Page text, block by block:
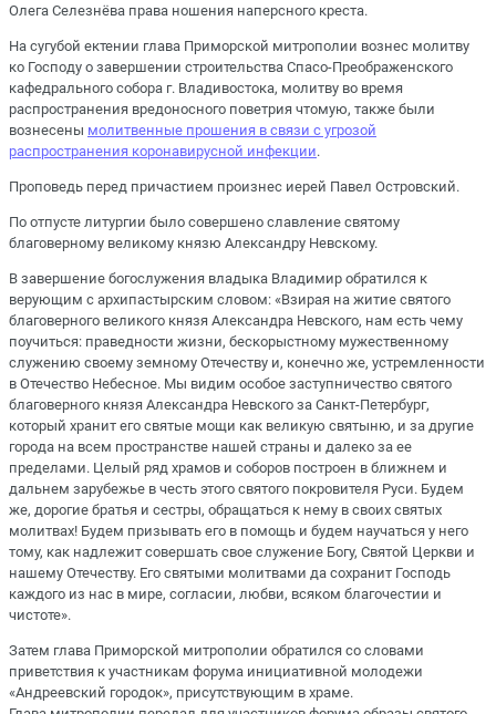
Олега Селезнёва права ношения наперсного креста.
На сугубой ектении глава Приморской митрополии вознес молитву
ко Господу о завершении строительства Спасо-Преображенского
кафедрального собора г. Владивостока, молитву во время
распространения вредоносного поветрия чтомую, также были
вознесены молитвенные прошения в связи с угрозой
распространения коронавирусной инфекции.
Проповедь перед причастием произнес иерей Павел Островский.
По отпусте литургии было совершено славление святому
благоверному великому князю Александру Невскому.
В завершение богослужения владыка Владимир обратился к
верующим с архипастырским словом: «Взирая на житие святого
благоверного великого князя Александра Невского, нам есть чему
поучиться: праведности жизни, бескорыстному мужественному
служению своему земному Отечеству и, конечно же, устремленности
в Отечество Небесное. Мы видим особое заступничество святого
благоверного князя Александра Невского за Санкт-Петербург,
который хранит его святые мощи как великую святыню, и за другие
города на всем пространстве нашей страны и далеко за ее
пределами. Целый ряд храмов и соборов построен в ближнем и
дальнем зарубежье в честь этого святого покровителя Руси. Будем
же, дорогие братья и сестры, обращаться к нему в своих святых
молитвах! Будем призывать его в помощь и будем научаться у него
тому, как надлежит совершать свое служение Богу, Святой Церкви и
нашему Отечеству. Его святыми молитвами да сохранит Господь
каждого из нас в мире, согласии, любви, всяком благочестии и
чистоте».
Затем глава Приморской митрополии обратился со словами
приветствия к участникам форума инициативной молодежи
«Андреевский городок», присутствующим в храме.